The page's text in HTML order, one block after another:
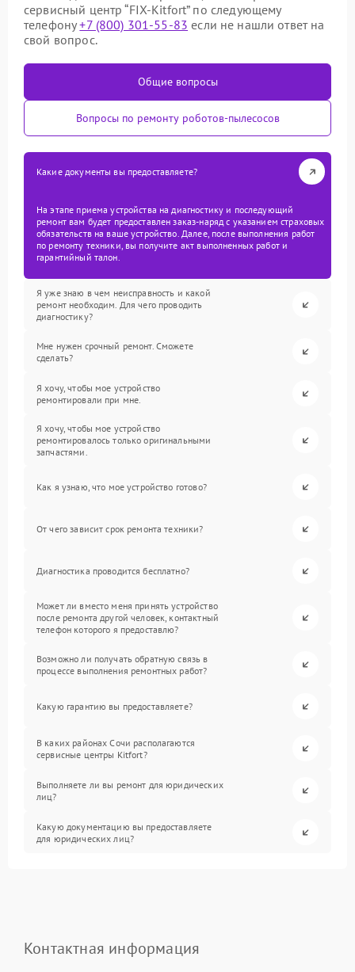
сервисный центр “FIX-Kitfort” по следующему
телефону+7 (800) 301-55-83 если не нашли ответ на
свой вопрос.
Общие вопросы
Вопросы по ремонту роботов-пылесосов
Какие документы вы предоставляете?
На этапе приема устройства на диагностику и последующий
ремонт вам будет предоставлен заказ-наряд с указанием страховых
обязательств на ваше устройство. Далее, после выполнения работ
по ремонту техники, вы получите акт выполненных работ и
гарантийный талон.
Я уже знаю в чем неисправность и какой
ремонт необходим. Для чего проводить
диагностику?
Мне нужен срочный ремонт. Сможете
сделать?
Я хочу, чтобы мое устройство
ремонтировали при мне.
Я хочу, чтобы мое устройство
ремонтировалось только оригинальными
запчастями.
Как я узнаю, что мое устройство готово?
От чего зависит срок ремонта техники?
Диагностика проводится бесплатно?
Может ли вместо меня принять устройство
после ремонта другой человек, контактный
телефон которого я предоставлю?
Возможно ли получать обратную связь в
процессе выполнения ремонтных работ?
Какую гарантию вы предоставляете?
В каких районах Сочи располагаются
сервисные центры Kitfort?
Выполняете ли вы ремонт для юридических
лиц?
Какую документацию вы предоставляете
для юридических лиц?
Контактная информация